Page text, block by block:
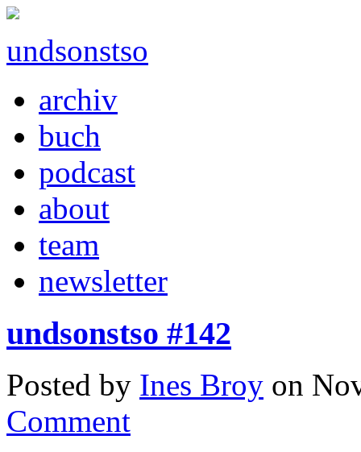
undsonstso
archiv
buch
podcast
about
team
newsletter
undsonstso #142
Posted by Ines Broy on
Comment